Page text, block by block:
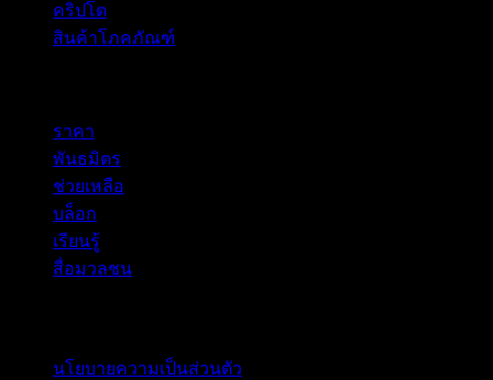
คริปโต
สินค้าโภคภัณฑ์
ราคา
พันธมิตร
ช่วยเหลือ
บล็อก
เรียนรู้
สื่อมวลชน
นโยบายความเป็นส่วนตัว